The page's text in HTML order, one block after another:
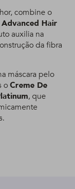
combine o
Hair
auxilia na
da fibra
máscara pelo
oCreme De
, que